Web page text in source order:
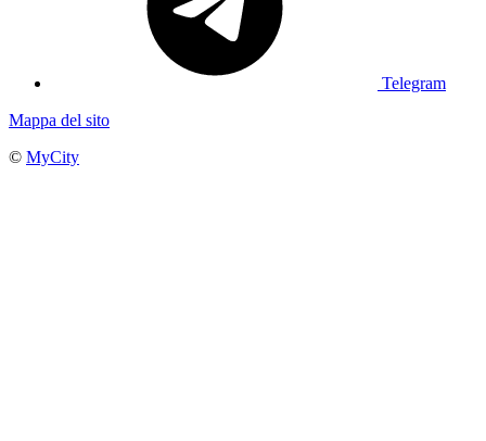
Telegram
Mappa del sito
© MyCity